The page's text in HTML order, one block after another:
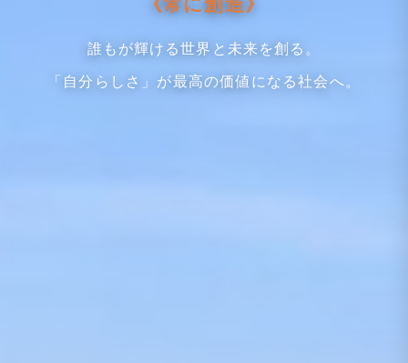
誰もが輝ける世界と未来を創る。
「自分らしさ」が最高の価値になる社会へ。